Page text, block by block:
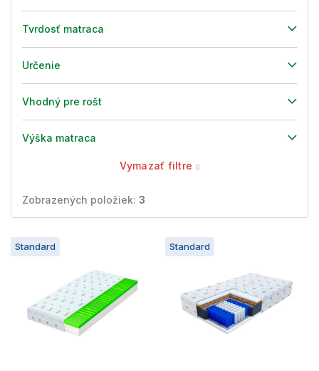
Tvrdosť matraca
Určenie
Vhodný pre rošt
Výška matraca
Vymazať filtre
Zobrazených položiek: 3
V
ýStandard Standard